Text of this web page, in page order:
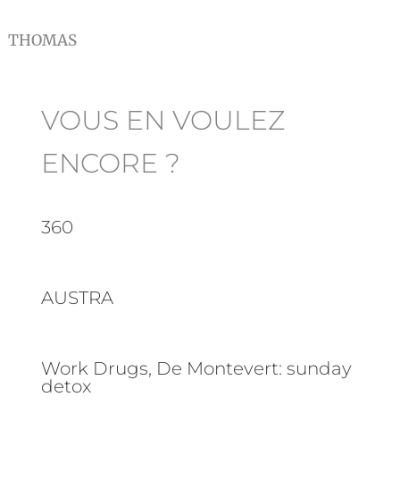
THOMAS
VOUS EN VOULEZ
ENCORE ?
360
AUSTRA
Work Drugs, De Montevert: sunday
detox